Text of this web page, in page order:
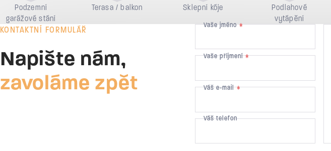
Podzemní
garážové stání
Terasa / balkon Sklepní kóje
Podlahové
vytápění
KONTAKTNÍ FORMULÁŘ
Napište nám,
zavoláme zpět
Vaše jméno*
Vaše příjmení*
Váš e-mail*
Váš telefon